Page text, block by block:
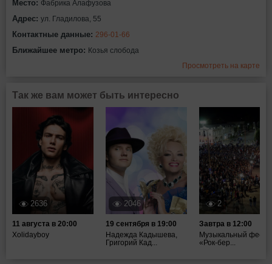
Место: Фабрика Алафузова
Адрес: ул. Гладилова, 55
Контактные данные: 296-01-66
Ближайшее метро: Козья слобода
Просмотреть на карте
Так же вам может быть интересно
2636
11 августа в 20:00
Xolidayboy
2046
19 сентября в 19:00
Надежда Кадышева,
Григорий Кад...
2
Завтра в 12:00
Музыкальный
«Рок-бер...